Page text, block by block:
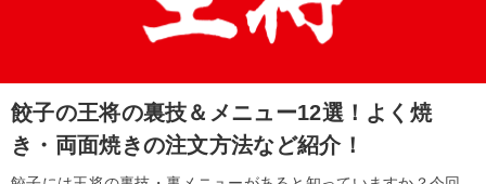
餃子の王将の裏技＆メニュー12選！よく焼
き・両面焼きの注文方法など紹介！